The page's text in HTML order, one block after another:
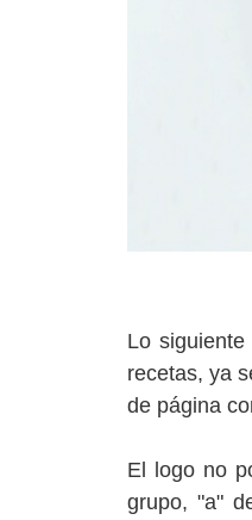
Lo
recetas, ya
de página
El logo no
grupo, "a"